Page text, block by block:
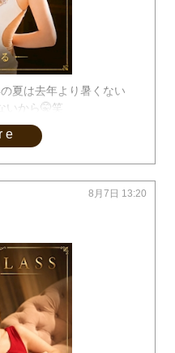
夏は去年より暑くない
いから🤫笑
8月7日 13:20